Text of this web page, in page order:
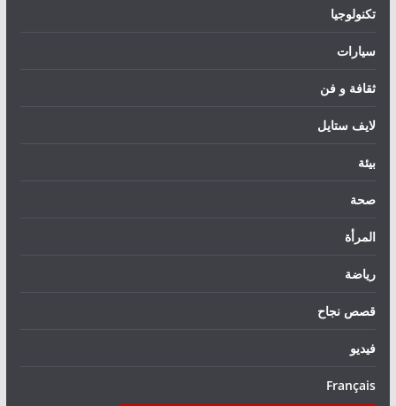
تكنولوجيا
سيارات
ثقافة و فن
لايف ستايل
بيئة
صحة
المرأة
رياضة
قصص نجاح
فيديو
Français